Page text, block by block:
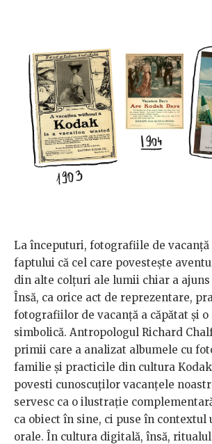
La începuturi, fotografiile de vacanță
faptului că cel care povestește
din alte colțuri ale lumii chiar a ajuns
Însă, ca orice act de reprezentare,
fotografiilor de vacanță a căpătat și
simbolică. Antropologul Richard
primii care a analizat albumele cu
familie și practicile din cultura
povesti cunoscuților vacanțele
servesc ca o ilustrație
ca obiect în sine, ci puse în contextul
orale. În cultura digitală, însă,